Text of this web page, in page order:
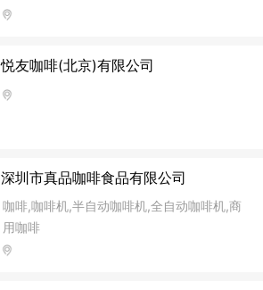
悦友咖啡(北京)有限公司
深圳市真品咖啡食品有限公司
咖啡,咖啡机,半自动咖啡机,全自动咖啡机,商
用咖啡